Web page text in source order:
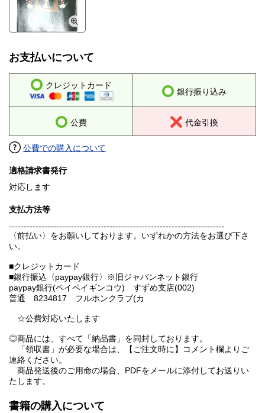
お支払いについて
クレジットカード
銀行振り込み
公費 代金引換
公費での購入について
適格請求書発行
対応します
支払方法等
-------------------------------------------------------------------------
〈前払い〉をお願いしております。いずれかの方法をお選び下さ
い。
■クレジットカード
■銀行振込〈paypay銀行〉※旧ジャパンネット銀行
paypay銀行(ペイペイギンコウ) すずめ支店(002)
普通 8234817 フルホンクラブ(カ
☆公費対応いたします
◎商品には、すべて「納品書」を同封しております。
「領収書」が必要な場合は、【ご注文時に】コメント欄よりご
連絡ください。
商品発送後のご用命の場合、PDFをメールに添付してお送りい
たします。
書籍の購入について